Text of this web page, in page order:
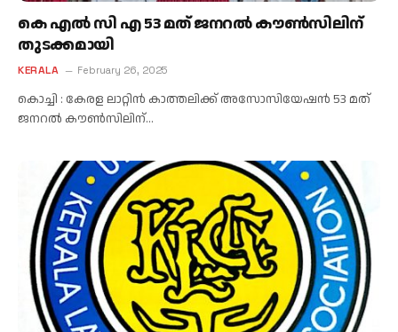
കെ എൽ സി എ 53 മത് ജനറൽ കൗൺസിലിന്
തുടക്കമായി
KERALA February 26, 2025
കൊച്ചി : കേരള ലാറ്റിൻ കാത്തലിക്ക് അസോസിയേഷൻ 53 മത്
ജനറൽ കൗൺസിലിന്…